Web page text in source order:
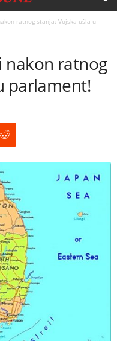
ratnog stanja: Vojska ušla u
nakon ratnog
parlament!